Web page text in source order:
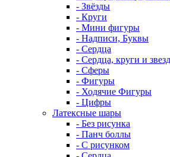
- Звёзды
- Круги
- Мини фигуры
- Надписи, Буквы
- Сердца
- Сердца, круги и
- Сферы
- Фигуры
- Ходячие Фигуры
- Цифры
Латексные шары
- Без рисунка
- Панч боллы
- С рисунком